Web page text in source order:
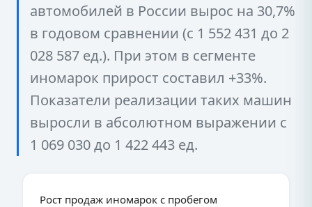
автомобилей в России вырос на 30,7%
в годовом сравнении (с 1 552 431 до 2
028 587 ед.). При этом в сегменте
иномарок прирост составил +33%.
Показатели реализации таких машин
выросли в абсолютном выражении с
1 069 030 до 1 422 443 ед.
Рост продаж иномарок с пробегом